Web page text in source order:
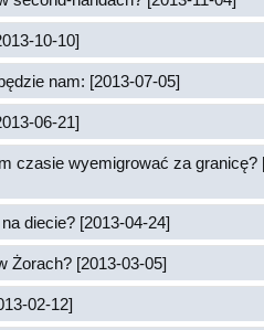
10-10]
nam: [2013-07-05]
06-21]
czasie wyemigrować za granicę?
diecie? [2013-04-24]
Żorach? [2013-03-05]
02-12]